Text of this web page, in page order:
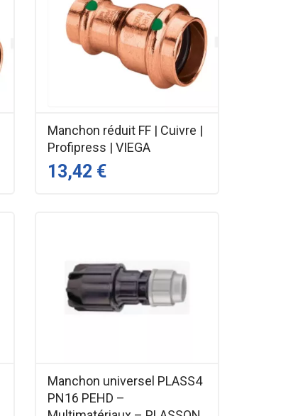
Manchon réduit FF | Cuivre |
Profipress | VIEGA
13,42 €
Manchon universel PLASS4
PN16 PEHD –